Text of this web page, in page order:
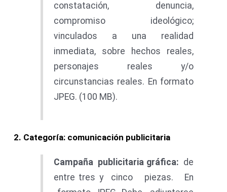
constatación, denuncia,
compromiso ideológico;
vinculados a una realidad
inmediata, sobre hechos reales,
personajes reales y/o
circunstancias reales. En formato
JPEG. (100 MB).
2. Categoría: comunicación publicitaria
Campaña publicitaria gráfica: de
entre tres y cinco piezas. En